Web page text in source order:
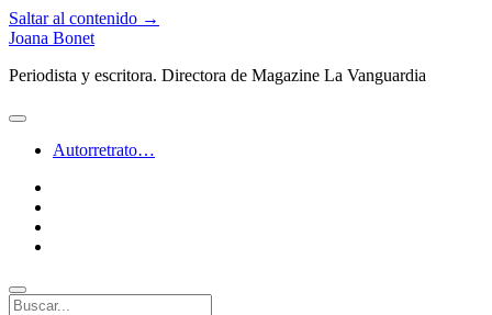
Saltar al contenido →
Joana Bonet
Periodista y escritora. Directora de Magazine La Vanguardia
abrir
Autorretrato…
Buscar